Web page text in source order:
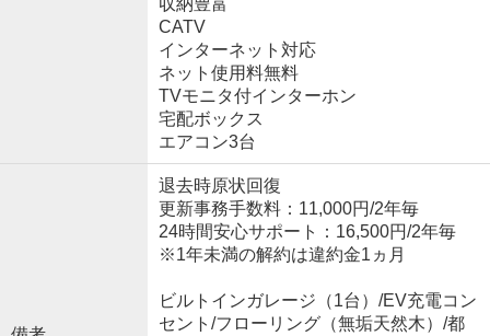
CATV
インターネット対応
ネット使用料無料
TVモニタ付インターホン
宅配ボックス
エアコン3台
退去時原状回復
更新事務手数料：11,000円/2年毎
24時間安心サポート：16,500円/2年毎
※1年未満の解約は違約金1ヵ月
ビルトインガレージ（1台）/EV充電コン
セント/フローリング（無垢天然木）/都